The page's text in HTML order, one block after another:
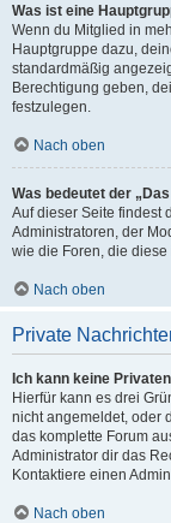
Was ist eine
Wenn du Mitglied in
Hauptgruppe dazu,
standardmäßig
Berechtigung geben,
festzulegen.
Nach oben
Was bedeutet der
Auf dieser Seite findest
Administratoren, der
wie die Foren, die
Nach oben
Private
Ich kann keine
Hierfür kann es drei
nicht angemeldet, oder
das komplette Forum
Administrator dir das
Kontaktiere einen
Nach oben